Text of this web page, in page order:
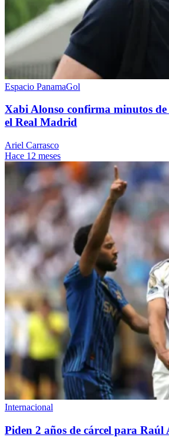
Espacio PanamaGol
Xabi Alonso confirma minutos
el Real Madrid
Ariel Carrasco
Hace 12 meses
Internacional
Piden 2 años de cárcel para Raúl